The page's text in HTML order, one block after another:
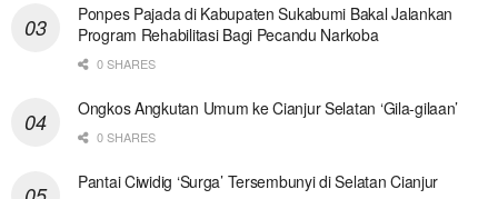
Ponpes Pajada di Kabupaten Sukabumi Bakal Jalankan
Program Rehabilitasi Bagi Pecandu Narkoba
0 SHARES
Ongkos Angkutan Umum ke Cianjur Selatan ‘Gila-gilaan’
0 SHARES
Pantai Ciwidig ‘Surga’ Tersembunyi di Selatan Cianjur